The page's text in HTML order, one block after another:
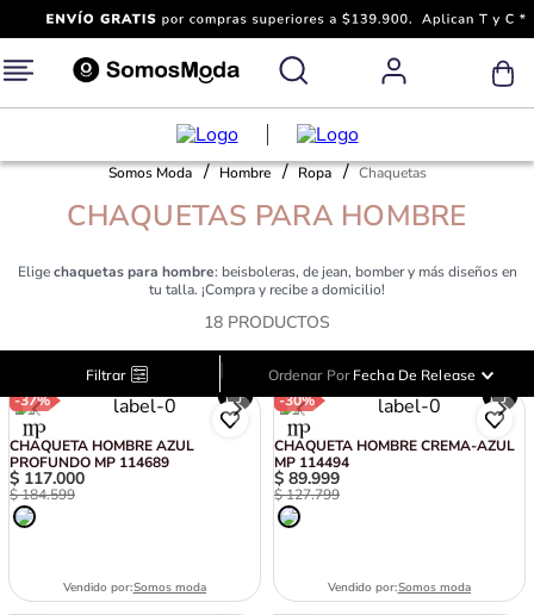
Somos Moda Hombre Ropa Chaquetas
CHAQUETAS PARA HOMBRE
Eligechaquetas para hombre: beisboleras, de jean, bomber y más diseños en
tu talla. ¡Compra y recibe a domicilio!
18 PRODUCTOS
Filtrar | Ordenar Por Fecha De Release
-37%
CHAQUETA HOMBRE AZUL
PROFUNDO MP 114689
$ 117.000
$184.599
Vendido por:Somos moda
-30%
CHAQUETA HOMBRE CREMA-AZUL
MP 114494
$ 89.999
$127.799
Vendido por:Somos moda